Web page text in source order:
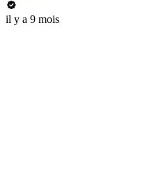
il y a 9 mois